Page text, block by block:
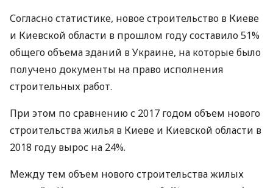
Согласно статистике, новое строительство в Киеве
и Киевской области в прошлом году составило 51%
общего объема зданий в Украине, на которые было
получено документы на право исполнения
строительных работ.
При этом по сравнению с 2017 годом объем нового
строительства жилья в Киеве и Киевской области в
2018 году вырос на 24%.
Между тем объем нового строительства жилых